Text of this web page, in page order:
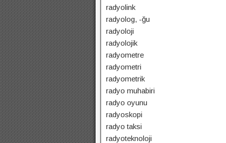
radyolink
radyolog, -ğu
radyoloji
radyolojik
radyometre
radyometri
radyometrik
radyo muhabiri
radyo oyunu
radyoskopi
radyo taksi
radyoteknoloji